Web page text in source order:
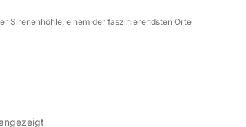
Sirenenhöhle, einem der faszinierendsten Orte